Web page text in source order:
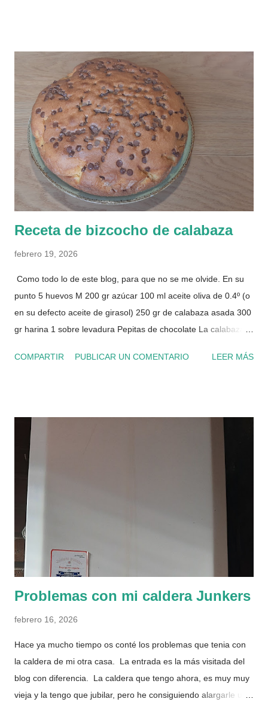
Receta de bizcocho de calabaza
febrero 19, 2026
Como todo lo de este blog, para que no se me olvide. En su
punto 5 huevos M 200 gr azúcar 100 ml aceite oliva de 0.4º (o
en su defecto aceite de girasol) 250 gr de calabaza asada 300
gr harina 1 sobre levadura Pepitas de chocolate La calabaza la
Villacerrada. Incorporas todos los ingredientes (menos las
centímetros. Una vez está la masa en el molde, échale las
pepitas por encima. Y lo metes al horno 40 minutos a 180°
arriba y abajo sin ventilador. Cuando haya pasado el tiempo y
este dorado por arriba, pínchalo para ver si aun estuviera
crudo por el medio (yo uso el hierro/madera de un pincho
moruno). Tierno y con un montón de sabor
COMPARTIR PUBLICAR UN COMENTARIO LEER MÁS
Problemas con mi caldera Junkers
febrero 16, 2026
Hace ya mucho tiempo os conté los problemas que tenia con
la caldera de mi otra casa. La entrada es la más visitada del
blog con diferencia. La caldera que tengo ahora, es muy muy
vieja y la tengo que jubilar, pero he consiguiendo alargarle un